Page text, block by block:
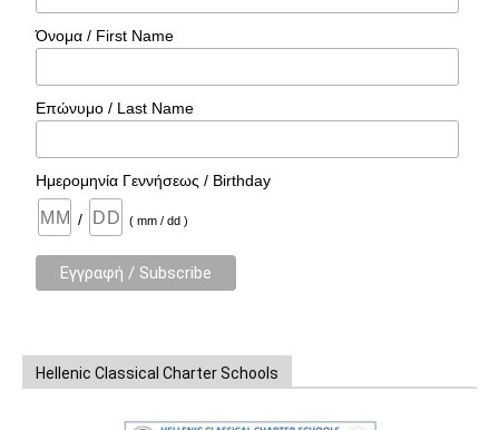
Όνομα / First Name
Επώνυμο / Last Name
Ημερομηνία Γεννήσεως / Birthday
/ ( mm / dd )
Hellenic Classical Charter Schools